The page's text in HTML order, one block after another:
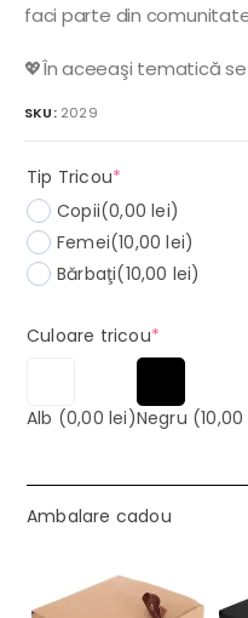
faci parte din
💖În aceeaşi tematică
SKU: 2029
Tip Tricou*
Copii(0,00 lei)
Femei(10,00 lei)
Bărbaţi(10,00 lei)
Culoare tricou*(required)
Alb (0,00 lei)Negru
Ambalare cadou